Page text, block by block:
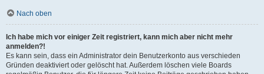
Nach oben
Ich habe mich vor einiger Zeit registriert, kann mich aber nicht mehr
anmelden?!
Es kann sein, dass ein Administrator dein Benutzerkonto aus verschieden
Gründen deaktiviert oder gelöscht hat. Außerdem löschen viele Boards